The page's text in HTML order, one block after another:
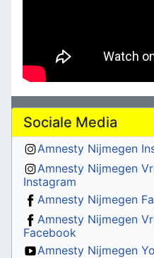
Sociale Media
Amnesty Nijmegen
Amnesty Nijmegen
Instagram
Amnesty Nijmegen
Amnesty Nijmegen
Facebook
Amnesty Nijmegen